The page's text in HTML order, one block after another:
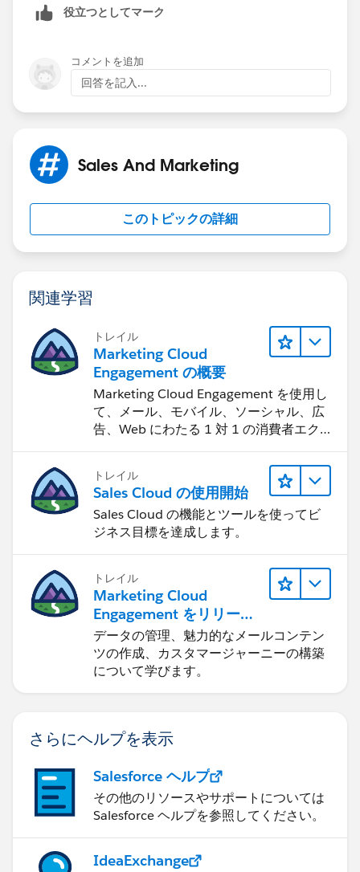
Contacts. Can the same be done by adding FIELDS to
役立つとしてマーク
コメントを追加
回答を記入...
Sales And Marketing
このトピックの詳細
関連学習
トレイル
Marketing Cloud
Engagement の概要
Marketing Cloud Engagement を使用し
て、メール、モバイル、ソーシャル、広
告、Web にわたる 1 対 1 の消費者エク
トレイル
Sales Cloud の使用開始
Sales Cloud の機能とツールを使ってビ
ジネス目標を達成します。
トレイル
Marketing Cloud
Engagement をリリース
する
データの管理、魅力的なメールコンテン
ツの作成、カスタマージャーニーの構築
について学びます。
さらにヘルプを表示
Salesforce ヘルプ
その他のリソースやサポートについては
Salesforce ヘルプを参照してください。
IdeaExchange